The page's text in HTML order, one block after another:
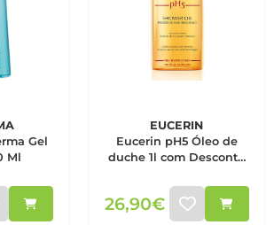
Gel
Ml
EUCERIN
Eucerin pH5 Óleo de
duche 1l com Desconto
26,90€